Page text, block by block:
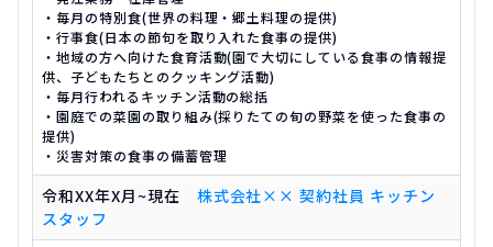
・毎月の特別食(世界の料理・郷土料理の提供)
・行事食(日本の節句を取り入れた食事の提供)
・地域の方へ向けた食育活動(園で大切にしている食事の情報提
供、子どもたちとのクッキング活動)
・毎月行われるキッチン活動の総括
・園庭での菜園の取り組み(採りたての旬の野菜を使った食事の
提供)
・災害対策の食事の備蓄管理
令和XX年X月~現在
株式会社×× 契約社員 キッチン
スタッフ